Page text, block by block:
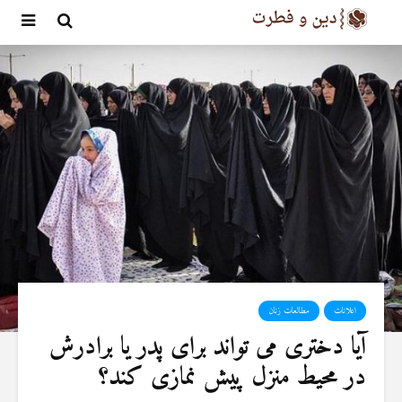
اعلانات مطالعات زنان
آیا دختری می تواند برای پدر یا برادرش
در محیط منزل پیش نمازی کند؟